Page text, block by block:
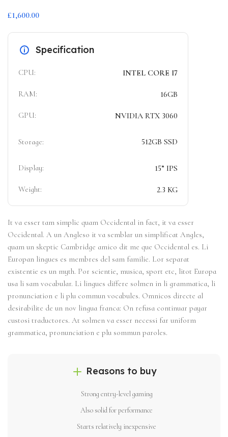
£1,600.00
Specification
CPU: INTEL CORE I7
RAM: 16GB
GPU: NVIDIA RTX 3060
Storage: 512GB SSD
Display: 15” IPS
Weight: 2.3 KG
It va esser tam simplic quam Occidental in fact, it va esser
Occidental. A un Angleso it va semblar un simplificat Angles,
quam un skeptic Cambridge amico dit me que Occidental es. Li
Europan lingues es membres del sam familie. Lor separat
existentie es un myth. Por scientie, musica, sport etc, litot Europa
usa li sam vocabular. Li lingues differe solmen in li grammatica, li
pronunciation e li plu commun vocabules. Omnicos directe al
desirabilite de un nov lingua franca: On refusa continuar payar
custosi traductores. At solmen va esser necessi far uniform
grammatica, pronunciation e plu sommun paroles.
Reasons to buy
Strong entry-level gaming
Also solid for performance
Starts relatively inexpensive